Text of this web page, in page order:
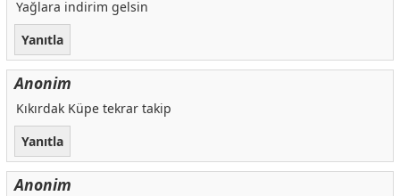
Yağlara indirim gelsin
Yanıtla
Anonim
Kıkırdak Küpe tekrar takip
Yanıtla
Anonim